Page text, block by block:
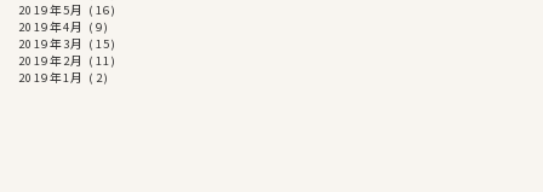
2019年5月 (16)
2019年4月 (9)
2019年3月 (15)
2019年2月 (11)
2019年1月 (2)